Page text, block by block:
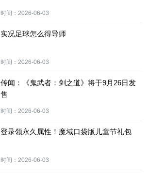
时间： 2026-06-03
实况足球怎么得导师
时间： 2026-06-03
传闻：《鬼武者：剑之道》将于9月26日发
售
时间： 2026-06-03
登录领永久属性！魔域口袋版儿童节礼包
时间： 2026-06-03